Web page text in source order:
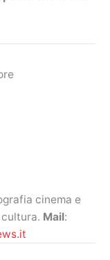
cinema e
Mail: